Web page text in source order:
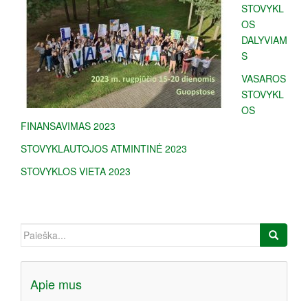
v
g
c
STOVYKL
OS
DALYVIAM
S
VASAROS
STOVYKL
OS
FINANSAVIMAS 2023
STOVYKLAUTOJOS ATMINTINĖ 2023
STOVYKLOS VIETA 2023
Ieškoti:
Apie mus